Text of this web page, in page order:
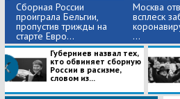
Сборная России
проиграла Бельгии,
пропустив трижды на
старте Евро...
Москва
всплеск
...
Губерниев назвал тех,
кто обвиняет сборную
России в расизме,
словом из...